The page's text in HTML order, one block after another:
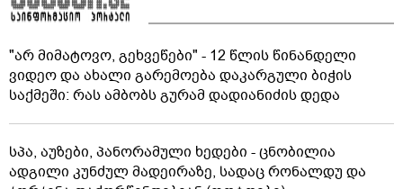
"არ მიმატოვო, გეხვეწები" - 12 წლის წინანდელი
ვიდეო და ახალი გარემოება დაკარგული ბიჭის
საქმეში: რას ამბობს გურამ დადიანიძის დედა
სპა, აუზები, პანორამული ხედები - ცნობილია
ადგილი კუნძულ მადეირაზე, სადაც რონალდუ და